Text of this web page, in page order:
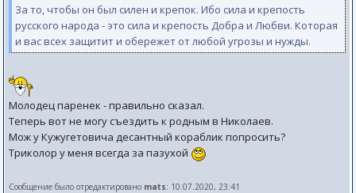
За то, чтобы он был силен и крепок. Ибо сила и крепость
русского народа - это сила и крепость Добра и Любви. Которая
и вас всех защитит и обережет от любой угрозы и нужды.
Молодец паренек - правильно сказал.
Теперь вот не могу съездить к родным в Николаев.
Мож у Кужугетовича десантный кораблик попросить?
Триколор у меня всегда за пазухой
Сообщение было отредактировано mats: 10.07.2020, 23:41